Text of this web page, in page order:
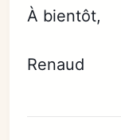
À bientôt,
Renaud